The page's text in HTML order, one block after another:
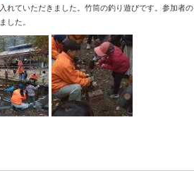
れていただきました。 竹筒の釣り遊びです。参加者
した。